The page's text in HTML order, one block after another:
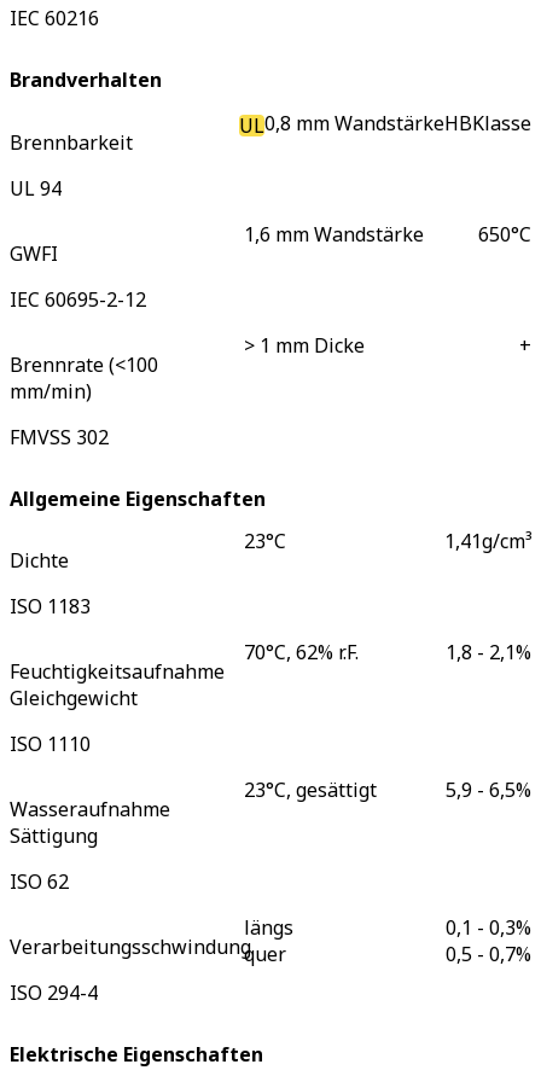
IEC 60216
Brandverhalten
Brennbarkeit
UL 94
UL0,8 mm WandstärkeHBKlasse
GWFI
IEC 60695-2-12
1,6 mm Wandstärke 650°C
Brennrate (<100
mm/min)
FMVSS 302
> 1 mm Dicke +
Allgemeine Eigenschaften
Dichte
ISO 1183
23°C 1,41g/cm³
Feuchtigkeitsaufnahme
Gleichgewicht
ISO 1110
70°C, 62% r.F. 1,8 - 2,1%
Wasseraufnahme
Sättigung
ISO 62
23°C, gesättigt 5,9 - 6,5%
Verarbeitungsschwindung
ISO 294-4
längs
quer
0,1 - 0,3%
0,5 - 0,7%
Elektrische Eigenschaften